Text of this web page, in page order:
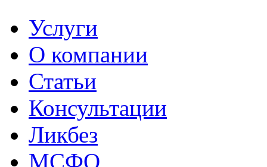
Услуги
О компании
Статьи
Консультации
Ликбез
МСФО